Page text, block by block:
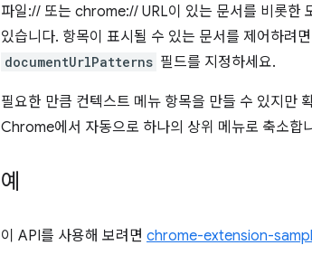
파일:// 또는 chrome:// URL이 있는 문서를 비롯한
있습니다. 항목이 표시될 수 있는 문서를 제어하려면
documentUrlPatterns 필드를 지정하세요.
필요한 만큼 컨텍스트 메뉴 항목을 만들 수 있지만
Chrome에서 자동으로 하나의 상위 메뉴로 축소합
예
이 API를 사용해 보려면 chrome-extension-